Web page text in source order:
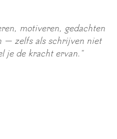
motiveren, gedachten
— zelfs als schrijven niet
je de kracht ervan."